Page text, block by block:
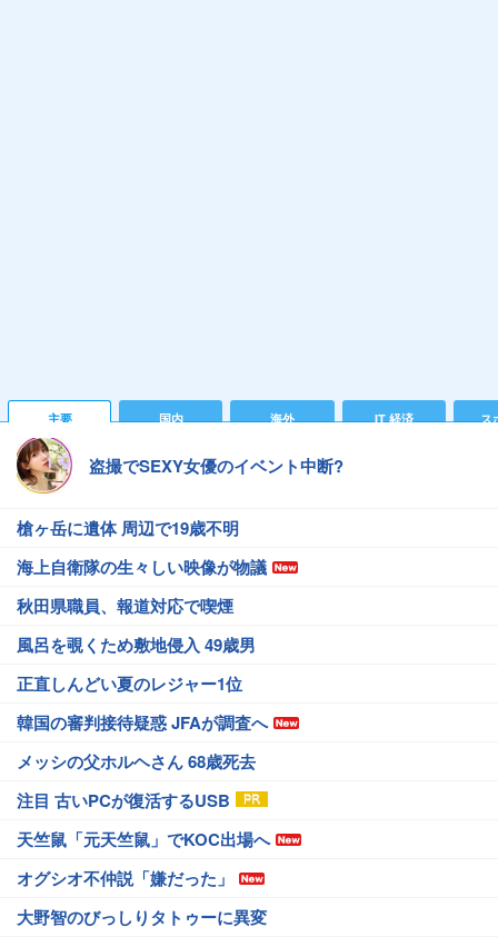
主要 国内 海外 IT 経済 ス
盗撮でSEXY女優のイベント中断?
槍ヶ岳に遺体 周辺で19歳不明
海上自衛隊の生々しい映像が物議
秋田県職員、報道対応で喫煙
風呂を覗くため敷地侵入 49歳男
正直しんどい夏のレジャー1位
韓国の審判接待疑惑 JFAが調査へ
メッシの父ホルヘさん 68歳死去
注目 古いPCが復活するUSB
天竺鼠「元天竺鼠」でKOC出場へ
オグシオ不仲説「嫌だった」
大野智のびっしりタトゥーに異変